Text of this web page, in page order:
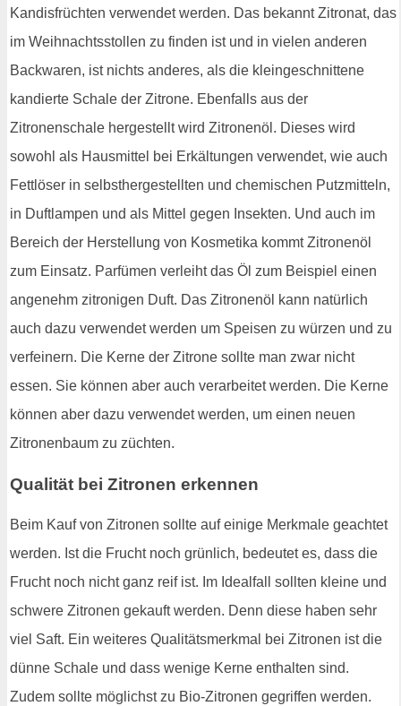
Kandisfrüchten verwendet werden. Das bekannt Zitronat, das
im Weihnachtsstollen zu finden ist und in vielen anderen
Backwaren, ist nichts anderes, als die kleingeschnittene
kandierte Schale der Zitrone. Ebenfalls aus der
Zitronenschale hergestellt wird Zitronenöl. Dieses wird
sowohl als Hausmittel bei Erkältungen verwendet, wie auch
Fettlöser in selbsthergestellten und chemischen Putzmitteln,
in Duftlampen und als Mittel gegen Insekten. Und auch im
Bereich der Herstellung von Kosmetika kommt Zitronenöl
zum Einsatz. Parfümen verleiht das Öl zum Beispiel einen
angenehm zitronigen Duft. Das Zitronenöl kann natürlich
auch dazu verwendet werden um Speisen zu würzen und zu
verfeinern. Die Kerne der Zitrone sollte man zwar nicht
essen. Sie können aber auch verarbeitet werden. Die Kerne
können aber dazu verwendet werden, um einen neuen
Zitronenbaum zu züchten.
Qualität bei Zitronen erkennen
Beim Kauf von Zitronen sollte auf einige Merkmale geachtet
werden. Ist die Frucht noch grünlich, bedeutet es, dass die
Frucht noch nicht ganz reif ist. Im Idealfall sollten kleine und
schwere Zitronen gekauft werden. Denn diese haben sehr
viel Saft. Ein weiteres Qualitätsmerkmal bei Zitronen ist die
dünne Schale und dass wenige Kerne enthalten sind.
Zudem sollte möglichst zu Bio-Zitronen gegriffen werden.